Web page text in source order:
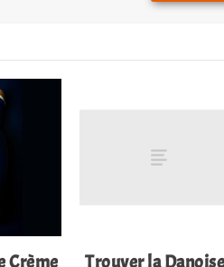
Crème
Trouver la